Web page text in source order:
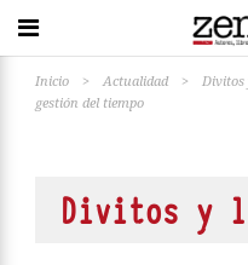
Inicio > Actualidad > Divitos
gestión del tiempo
Divitos y